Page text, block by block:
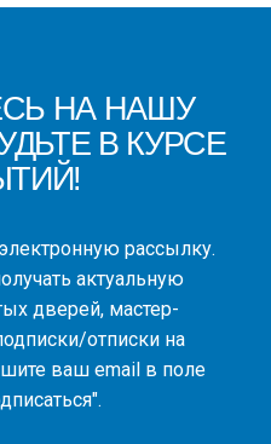
НА НАШУ
В КУРСЕ
рассылку.
актуальную
дверей, мастер-
отписки на
ваш email в поле